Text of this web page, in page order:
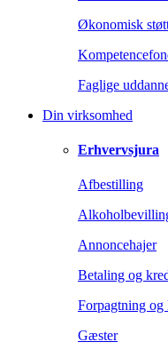
Økonomisk
Faglige
Din virksomhed
Erhvervsjura
Afbestilling
Annoncehajer
Betaling og
Forpagtning og
Gæster